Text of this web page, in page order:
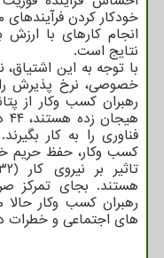
خودکار کردن
انجام کارهای با ارزش
نتایج است.
با توجه به این
رهبران کسب وکار از
فناوری را به کار
هستند. بجای تمرکز
رهبران کسب وکار حالا
های اجتماعی و خطرات